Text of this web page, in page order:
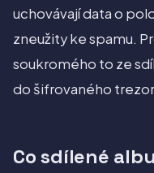
uchovávají data o
zneužity ke spamu.
soukromého to ze
do šifrovaného
Co sdílené